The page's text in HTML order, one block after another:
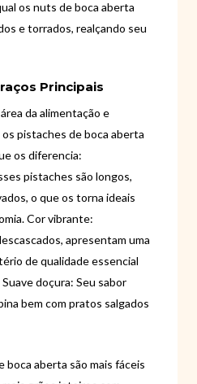
os nuts de boca aberta
e torrados, realçando seu
Principais
da alimentação e
pistaches de boca aberta
os diferencia:
pistaches são longos,
o que os torna ideais
Cor vibrante:
apresentam uma
de qualidade essencial
doçura: Seu sabor
bem com pratos salgados
boca aberta são mais fáceis